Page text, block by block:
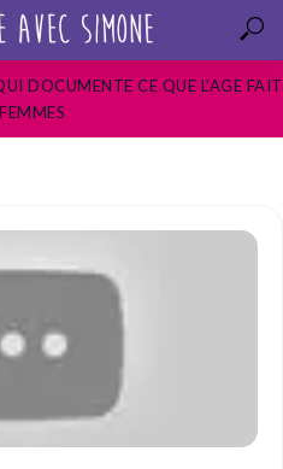
DOCUMENTE CE QUE L’AGE FAIT